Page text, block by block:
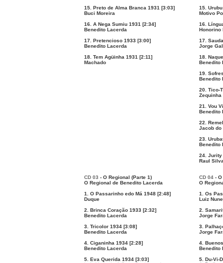
15. Preto de Alma Branca 1931 [3:03]
Buci Moreira
16. A Nega Sumiu 1931 [2:34]
Benedito Lacerda
17. Pretencioso 1933 [3:00]
Benedito Lacerda
18. Tem Agüinha 1931 [2:11]
Machado
15.
Motivo
16.
Honorino
17.
Jorge
18.
Benedito
19.
Benedito
20. Tico-
Zequinha
21. Vou
Benedito
22.
Jacob do
23.
Benedito
24. Jurity
Raul
CD 03 - O Regional (Parte 1)
O Regional de Benedito Lacerda
1. O Passarinho edo Má 1948 [2:48]
Duque
2. Brinca Coração 1933 [2:32]
Benedito Lacerda
3. Tricolor 1934 [3:08]
Benedito Lacerda
4. Ciganinha 1934 [2:28]
Benedito Lacerda
5. Eva Querida 1934 [3:03]
CD 04 -
O
1. Os
Luiz
2.
Jorge
3.
Jorge
4.
Benedito
5. Du-Vi-